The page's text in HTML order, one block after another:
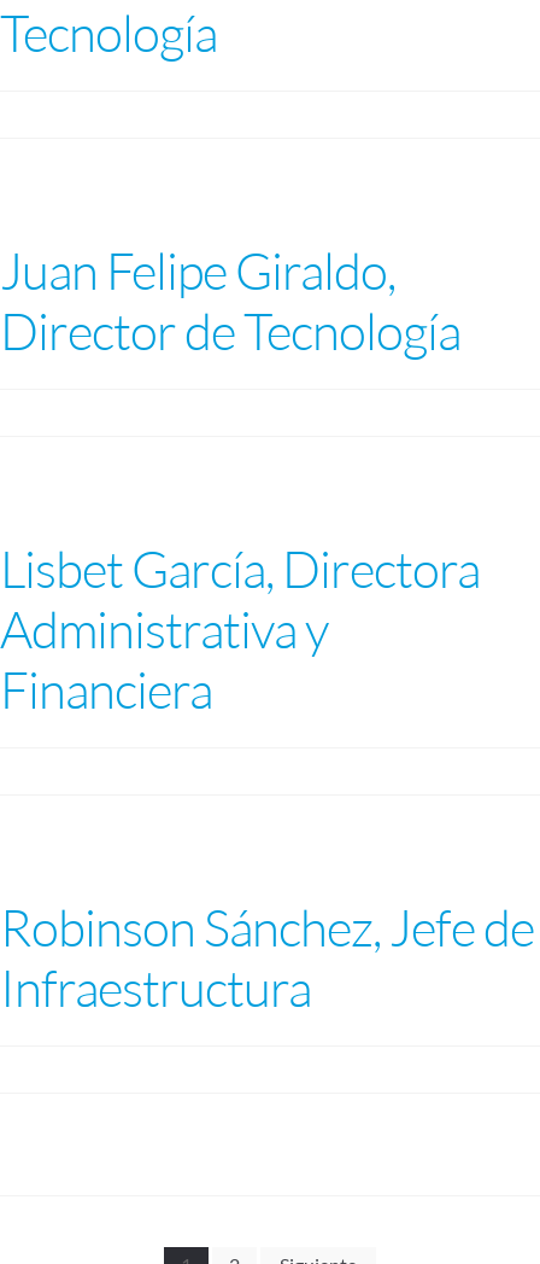
Tecnología
Juan Felipe Giraldo,
Director de Tecnología
Lisbet García, Directora
Administrativa y
Financiera
Robinson Sánchez, Jefe de
Infraestructura